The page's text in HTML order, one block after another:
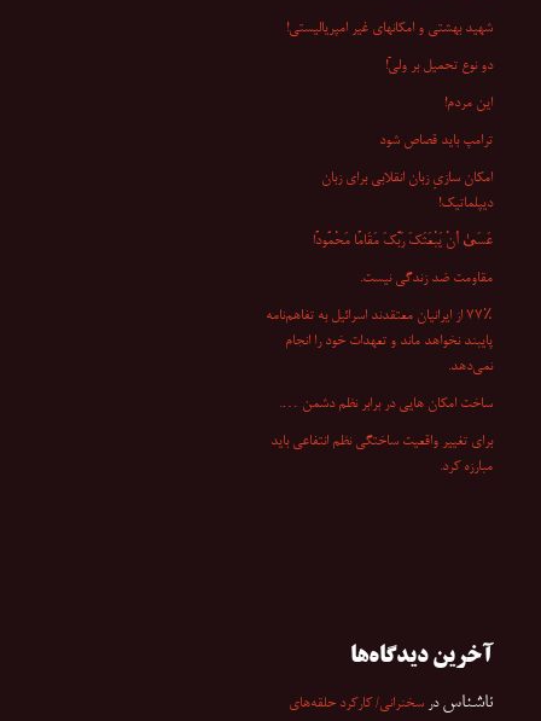
شهید بهشتی و امکانهای غیر امپریالیستی!
دو نوع تحمیل بر ولیّ!
این مردم!
ترامپ باید قصاص شود
امکان سازیِ زبان انقلابی برای زبان
دیپلماتیک!
عَسَىٰ أَنْ یَبْعَثَکَ رَبُّکَ مَقَامًا مَحْمُودًا
مقاومت ضد زندگی نیست.
۷۷٪ از ایرانیان معتقدند اسرائیل به تفاهم‌نامه
پایبند نخواهد ماند و تعهدات خود را انجام
نمی‌دهد.
ساخت امکان هایی در برابر نظم دشمن ….
برای تغییر واقعیت ساختگی نظم انتفاعی باید
مبارزه کرد.
آخرین دیدگاه‌ها
ناشناس در سخنرانی/ کارکرد حلقه‌های